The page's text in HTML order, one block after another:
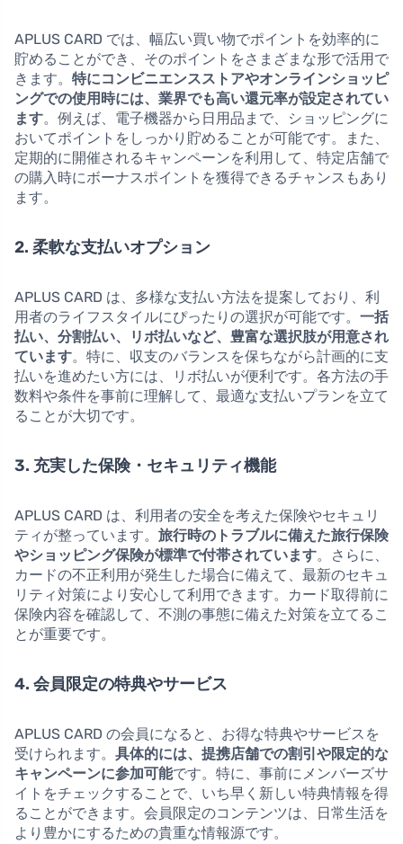
APLUS CARD では、幅広い買い物でポイントを効率的に
貯めることができ、そのポイントをさまざまな形で活用で
きます。 特にコンビニエンスストアやオンラインショッピ
ングでの使用時には、業界でも高い還元率が設定されてい
ます。例えば、電子機器から日用品まで、ショッピングに
おいてポイントをしっかり貯めることが可能です。また、
定期的に開催されるキャンペーンを利用して、特定店舗で
の購入時にボーナスポイントを獲得できるチャンスもあり
ます。
2. 柔軟な支払いオプション
APLUS CARD は、多様な支払い方法を提案しており、利
用者のライフスタイルにぴったりの選択が可能です。 一括
払い、分割払い、リボ払いなど、豊富な選択肢が用意され
ています。特に、収支のバランスを保ちながら計画的に支
払いを進めたい方には、リボ払いが便利です。各方法の手
数料や条件を事前に理解して、最適な支払いプランを立て
ることが大切です。
3. 充実した保険・セキュリティ機能
APLUS CARD は、利用者の安全を考えた保険やセキュリ
ティが整っています。 旅行時のトラブルに備えた旅行保険
やショッピング保険が標準で付帯されています。さらに、
カードの不正利用が発生した場合に備えて、最新のセキュ
リティ対策により安心して利用できます。カード取得前に
保険内容を確認して、不測の事態に備えた対策を立てるこ
とが重要です。
4. 会員限定の特典やサービス
APLUS CARD の会員になると、お得な特典やサービスを
受けられます。 具体的には、提携店舗での割引や限定的な
キャンペーンに参加可能です。特に、事前にメンバーズサ
イトをチェックすることで、いち早く新しい特典情報を得
ることができます。会員限定のコンテンツは、日常生活を
より豊かにするための貴重な情報源です。